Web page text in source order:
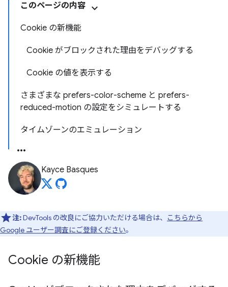
このページの内容
Cookie の新機能
Cookie がブロックされた理由をデバッグする
Cookie の値を表示する
さまざまな prefers-color-scheme と prefers-
reduced-motion の設定をシミュレートする
タイムゾーンのエミュレーション
Kayce Basques
注:DevTools の改良にご協力いただける場合は、
こちらから
Google ユーザー調査にご登録ください。
Cookie の新機能